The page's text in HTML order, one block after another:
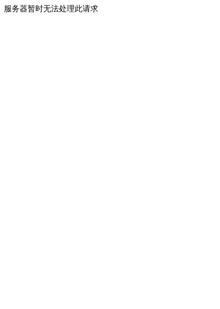
服务器暂时无法处理此请求